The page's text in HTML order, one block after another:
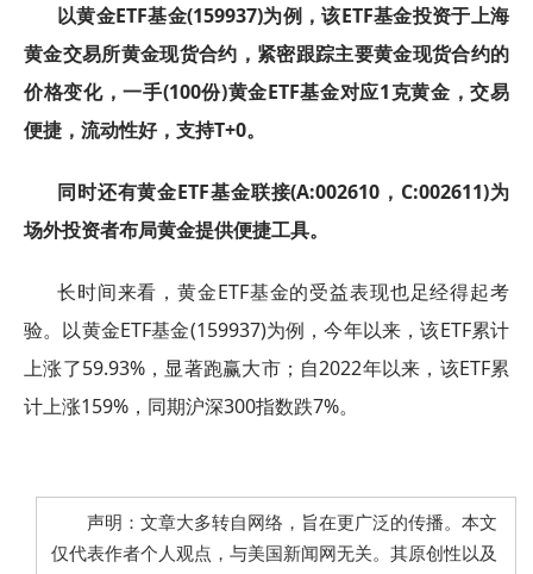
以黄金ETF基金(159937)为例，该ETF基金投资于上海
黄金交易所黄金现货合约，紧密跟踪主要黄金现货合约的
价格变化，一手(100份)黄金ETF基金对应1克黄金，交易
便捷，流动性好，支持T+0。
同时还有黄金ETF基金联接(A:002610，C:002611)为
场外投资者布局黄金提供便捷工具。
长时间来看，黄金ETF基金的受益表现也足经得起考
验。以黄金ETF基金(159937)为例，今年以来，该ETF累计
上涨了59.93%，显著跑赢大市；自2022年以来，该ETF累
计上涨159%，同期沪深300指数跌7%。
声明：文章大多转自网络，旨在更广泛的传播。本文
仅代表作者个人观点，与美国新闻网无关。其原创性以及